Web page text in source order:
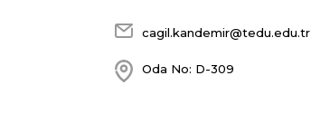
cagil.kandemir@tedu.edu.tr
Oda No: D-309